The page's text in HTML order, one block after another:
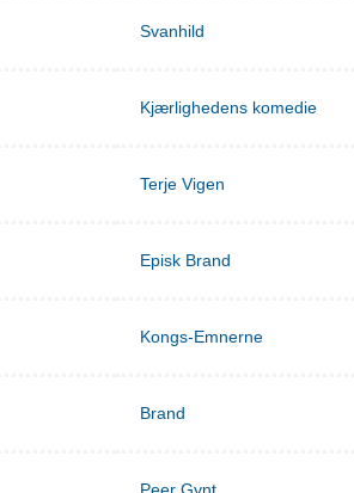
Svanhild
Kjærlighedens komedie
Terje Vigen
Episk Brand
Kongs-Emnerne
Brand
Peer Gynt